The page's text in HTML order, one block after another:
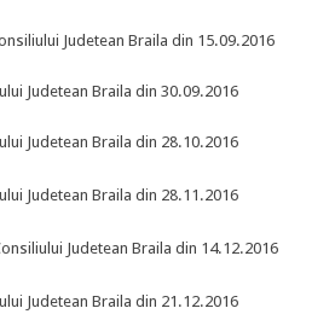
Judetean Braila din 15.09.2016
Judetean Braila din 30.09.2016
Judetean Braila din 28.10.2016
Judetean Braila din 28.11.2016
Judetean Braila din 14.12.2016
Judetean Braila din 21.12.2016